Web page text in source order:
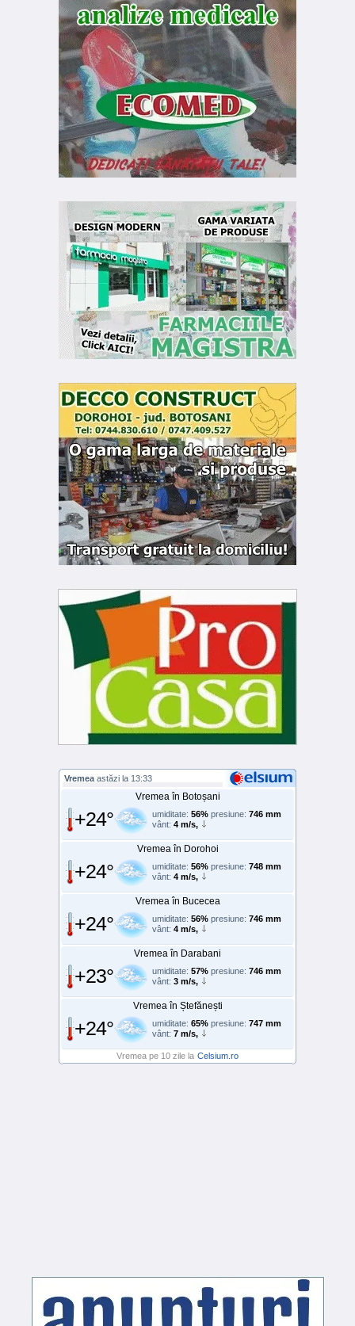
Vremea astăzi la 13:33
Vremea în Botoșani
+24° umiditate: 56% presiune: 746 mm
vânt: 4 m/s,
Vremea în Dorohoi
+24° umiditate: 56% presiune: 748 mm
vânt: 4 m/s,
Vremea în Bucecea
+24° umiditate: 56% presiune: 746 mm
vânt: 4 m/s,
Vremea în Darabani
+23° umiditate: 57% presiune: 746 mm
vânt: 3 m/s,
Vremea în Ștefănești
+24° umiditate: 65% presiune: 747 mm
vânt: 7 m/s,
Vremea pe 10 zile la Celsium.ro